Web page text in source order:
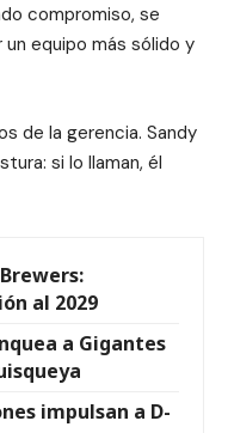
compromiso, se
equipo más sólido y
de la gerencia. Sandy
si lo llaman, él
al 2029
a Gigantes
impulsan a D-